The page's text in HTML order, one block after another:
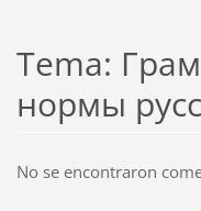
Tema:
нормы
No se encontraron